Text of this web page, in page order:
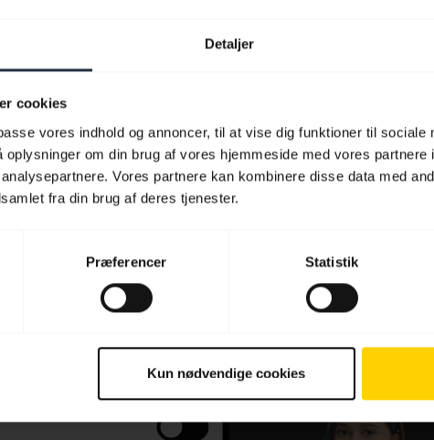
Detaljer
cookies
vores indhold og annoncer, til at vise dig funktioner til sociale
om din brug af vores hjemmeside med vores partnere
Vores partnere kan kombinere disse data med
fra din brug af deres tjenester.
Præferencer Statistik
Kun nødvendige cookies